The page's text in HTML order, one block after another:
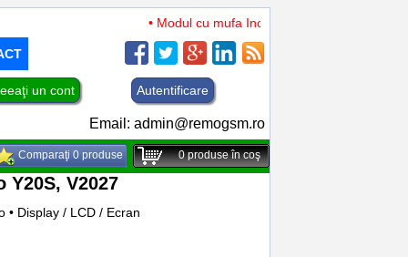
• Modul cu mufa Incarcare si microfon TCL 50
un cont Autentificare
Email: admin@remogsm.ro
Comparaţi 0 produse 0produse în coş
V2027
• Display / LCD / Ecran